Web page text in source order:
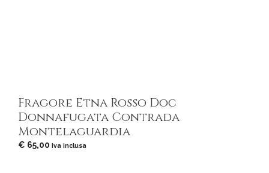
Fragore Etna Rosso Doc
Donnafugata Contrada
Montelaguardia
€ 65,00 Iva inclusa